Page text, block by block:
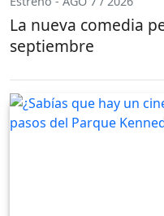
La nueva comedia
septiembre